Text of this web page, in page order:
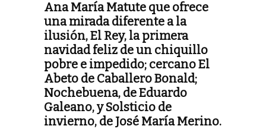
Ana María Matute que ofrece
una mirada diferente a la
ilusión, El Rey, la primera
navidad feliz de un chiquillo
pobre e impedido; cercano El
Abeto de Caballero Bonald;
Nochebuena, de Eduardo
Galeano, y Solsticio de
invierno, de José María Merino.